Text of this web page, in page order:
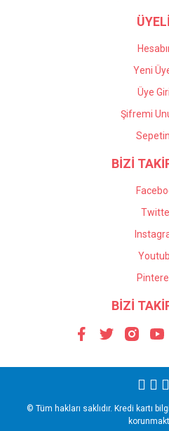
Yeni
Üye
Şifremi
BİZİ
BİZİ
© Tüm hakları saklıdır. Kredi kartı